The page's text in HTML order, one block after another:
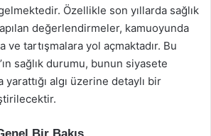
Özellikle son yıllarda sağlık
değerlendirmeler, kamuoyunda
ve tartışmalara yol açmaktadır. Bu
sağlık durumu, bunun siyasete
algı üzerine detaylı bir